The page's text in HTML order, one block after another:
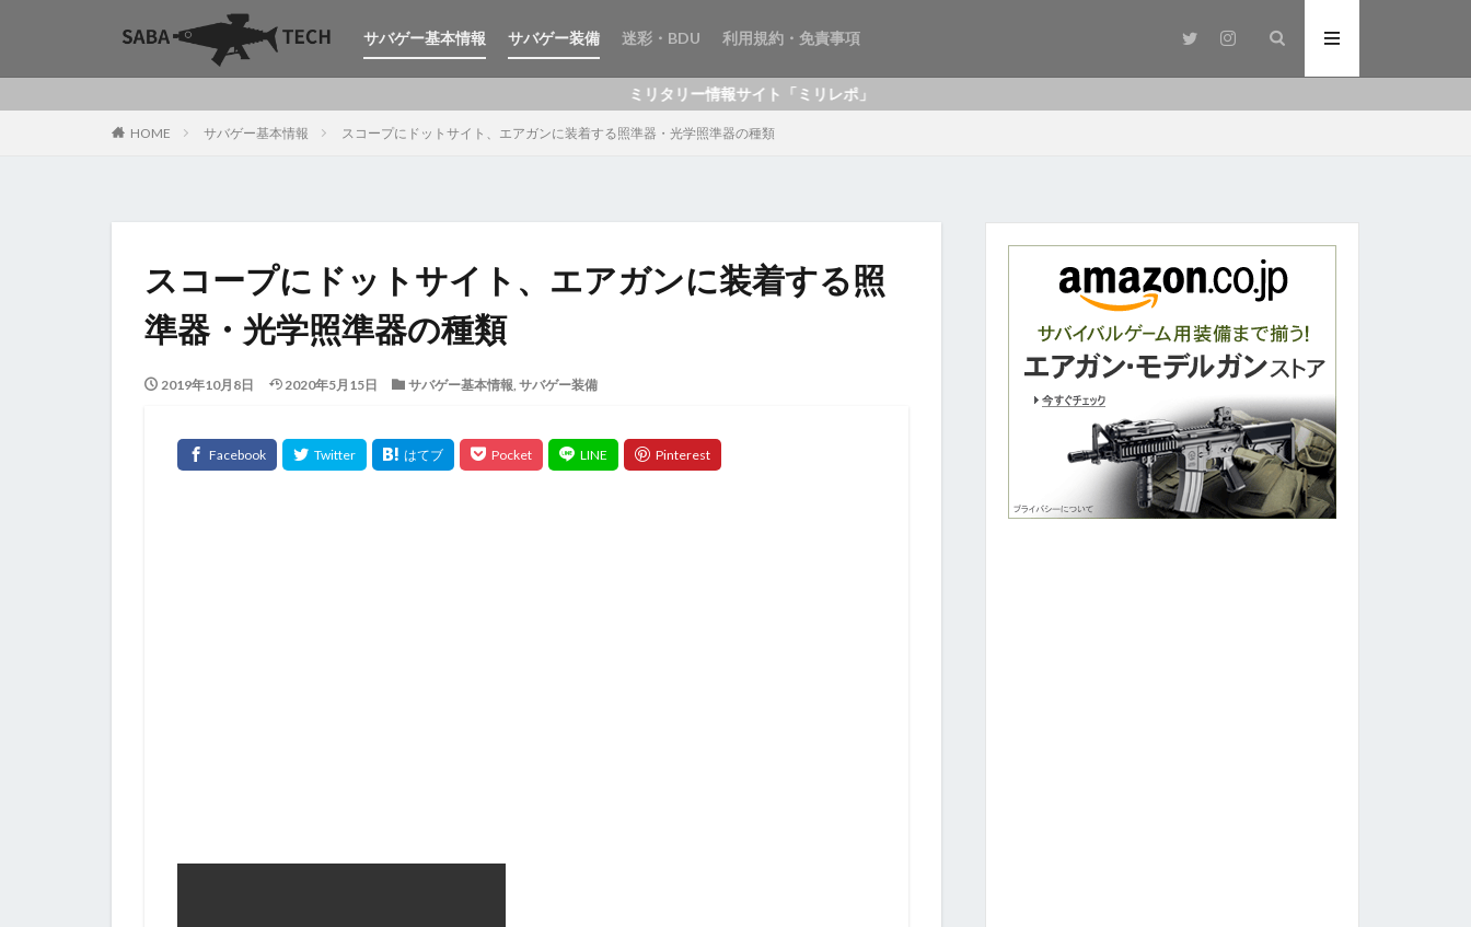
サバゲー基本情報 サバゲー装備 迷彩・BDU 利用規約・免責事項
ミリタリー情報サイト「ミリレポ」
HOME サバゲー基本情報 スコープにドットサイト、エアガンに装着する照準器・光学照準器の種類
スコープにドットサイト、エアガンに装着する照
準器・光学照準器の種類
2019年10月8日 2020年5月15日 サバゲー基本情報, サバゲー装備